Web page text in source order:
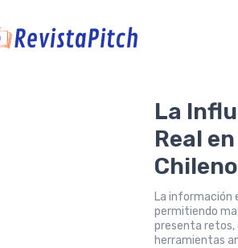
La
Real
La información
permitiendo
presenta retos,
herramientas